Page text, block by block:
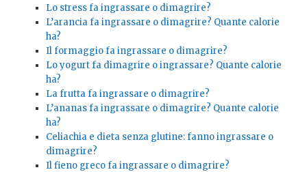
Lo stress fa ingrassare o dimagrire?
L’arancia fa ingrassare o dimagrire? Quante calorie
ha?
Il formaggio fa ingrassare o dimagrire?
Lo yogurt fa dimagrire o ingrassare? Quante calorie
ha?
La frutta fa ingrassare o dimagrire?
L’ananas fa ingrassare o dimagrire? Quante calorie
ha?
Celiachia e dieta senza glutine: fanno ingrassare o
dimagrire?
Il fieno greco fa ingrassare o dimagrire?